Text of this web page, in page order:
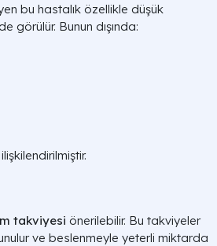
bu hastalık özellikle düşük
Bunun dışında:
takviyesi önerilebilir. Bu takviyeler
ve beslenmeyle yeterli miktarda